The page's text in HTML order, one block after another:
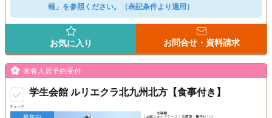
報」を参照ください。（表記条件より適用）
お気に入り お問合せ・資料請求
チェック
来春入居予約受付
学生会館 ルリエクラ北九州北方【食事付き】